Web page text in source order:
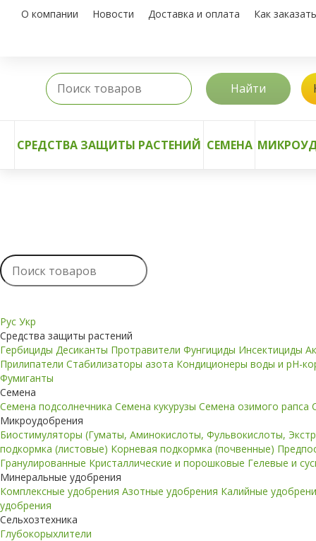
О компании Новости Доставка и оплата Как заказать
Найти
СРЕДСТВА ЗАЩИТЫ РАСТЕНИЙ СЕМЕНА
Рус Укр
Средства защиты растений
Гербициды Десиканты Протравители Фунгициды Инсектициды
Прилипатели Стабилизаторы азота Кондиционеры воды и pH-
Фумиганты
Семена
Семена подсолнечника Семена кукурузы Семена озимого рапса
Микроудобрения
Биостимуляторы (Гуматы, Аминокислоты, Фульвокислоты,
подкормка (листовые) Корневая подкормка (почвенные)
Гранулированные Кристаллические и порошковые Гелевые и
Минеральные удобрения
Комплексные удобрения Азотные удобрения Калийные
удобрения
Сельхозтехника
Глубокорыхлители